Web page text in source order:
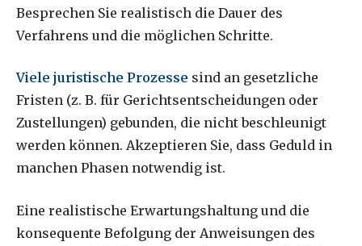
Besprechen Sie realistisch die Dauer des
Verfahrens und die möglichen Schritte.
Viele juristische Prozesse sind an gesetzliche
Fristen (z. B. für Gerichtsentscheidungen oder
Zustellungen) gebunden, die nicht beschleunigt
werden können. Akzeptieren Sie, dass Geduld in
manchen Phasen notwendig ist.
Eine realistische Erwartungshaltung und die
konsequente Befolgung der Anweisungen des